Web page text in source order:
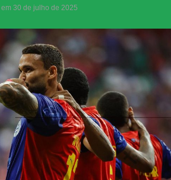
em 30 de julho de 2025